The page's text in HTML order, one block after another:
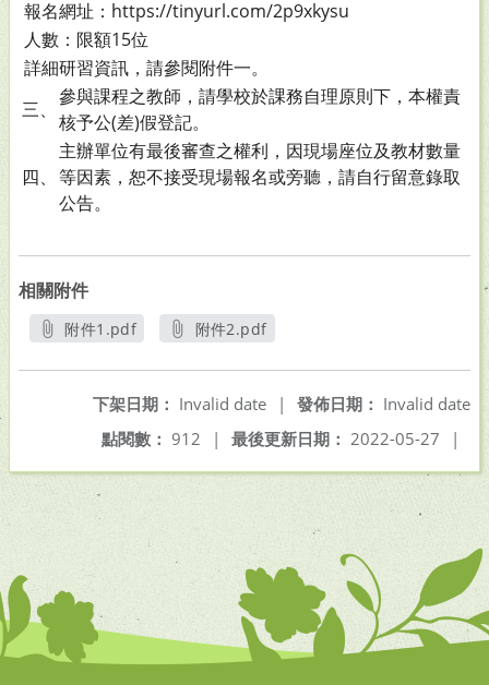
報名網址：https://tinyurl.com/2p9xkysu
人數：限額15位
詳細研習資訊，請參閱附件一。
三、
參與課程之教師，請學校於課務自理原則下，本權責
核予公(差)假登記。
四、
主辦單位有最後審查之權利，因現場座位及教材數量
等因素，恕不接受現場報名或旁聽，請自行留意錄取
公告。
相關附件
附件1.pdf
附件2.pdf
發佈日期： Invalid date
下架日期： Invalid date
|
最後更新日期： 2022-05-27 |
點閱數： 912 |